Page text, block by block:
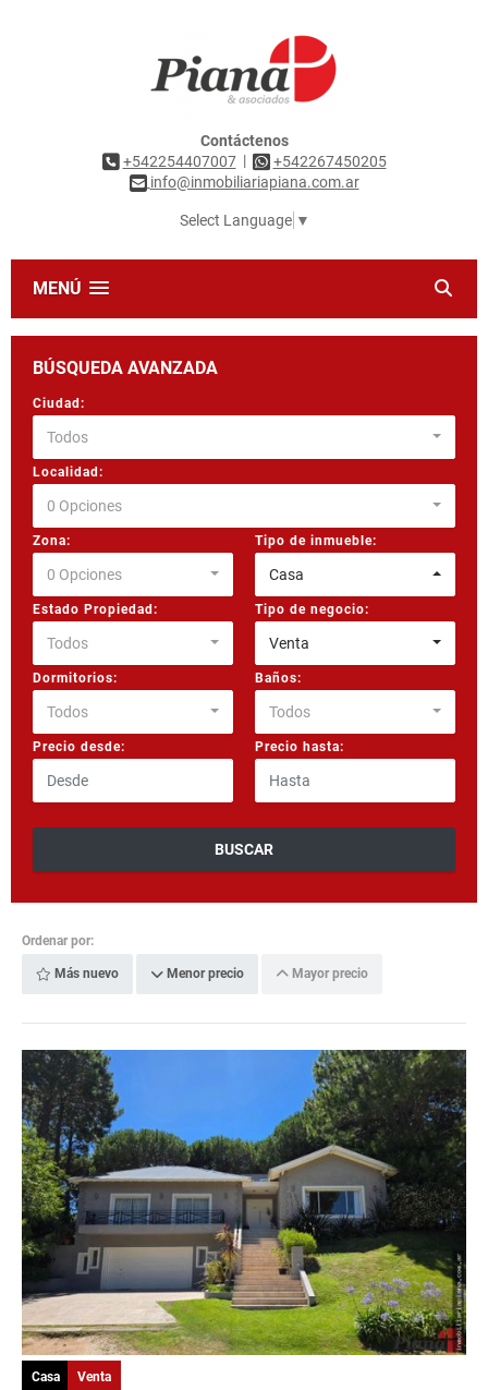
Contáctenos
+542254407007|
+542267450205
info@inmobiliariapiana.com.ar
Select Language ▼
MENÚ
BÚSQUEDA AVANZADA
Ciudad:
Todos
Localidad:
0 Opciones
Zona:
0 Opciones
Tipo de inmueble:
Casa
Estado Propiedad:
Todos
Tipo de negocio:
Venta
Dormitorios:
Todos
Baños:
Todos
Precio desde: Precio hasta:
BUSCAR
Ordenar por:
Más nuevo Menor precio Mayor precio
Casa Venta